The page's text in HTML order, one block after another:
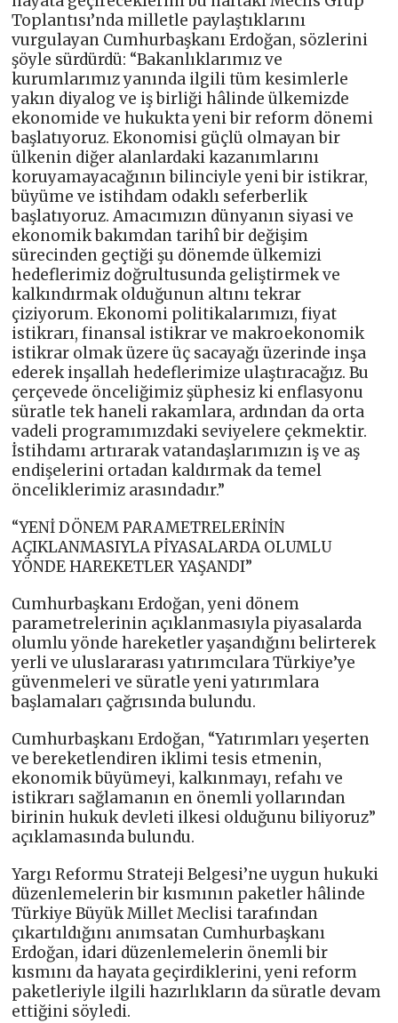
Toplantısı’nda milletle paylaştıklarını
vurgulayan Cumhurbaşkanı Erdoğan, sözlerini
şöyle sürdürdü: “Bakanlıklarımız ve
kurumlarımız yanında ilgili tüm kesimlerle
yakın diyalog ve iş birliği hâlinde ülkemizde
ekonomide ve hukukta yeni bir reform dönemi
başlatıyoruz. Ekonomisi güçlü olmayan bir
ülkenin diğer alanlardaki kazanımlarını
koruyamayacağının bilinciyle yeni bir istikrar,
büyüme ve istihdam odaklı seferberlik
başlatıyoruz. Amacımızın dünyanın siyasi ve
ekonomik bakımdan tarihî bir değişim
sürecinden geçtiği şu dönemde ülkemizi
hedeflerimiz doğrultusunda geliştirmek ve
kalkındırmak olduğunun altını tekrar
çiziyorum. Ekonomi politikalarımızı, fiyat
istikrarı, finansal istikrar ve makroekonomik
istikrar olmak üzere üç sacayağı üzerinde inşa
ederek inşallah hedeflerimize ulaştıracağız. Bu
çerçevede önceliğimiz şüphesiz ki enflasyonu
süratle tek haneli rakamlara, ardından da orta
vadeli programımızdaki seviyelere çekmektir.
İstihdamı artırarak vatandaşlarımızın iş ve aş
endişelerini ortadan kaldırmak da temel
önceliklerimiz arasındadır.”
“YENİ DÖNEM PARAMETRELERİNİN
AÇIKLANMASIYLA PİYASALARDA OLUMLU
YÖNDE HAREKETLER YAŞANDI”
Cumhurbaşkanı Erdoğan, yeni dönem
parametrelerinin açıklanmasıyla piyasalarda
olumlu yönde hareketler yaşandığını belirterek
yerli ve uluslararası yatırımcılara Türkiye’ye
güvenmeleri ve süratle yeni yatırımlara
başlamaları çağrısında bulundu.
Cumhurbaşkanı Erdoğan, “Yatırımları yeşerten
ve bereketlendiren iklimi tesis etmenin,
ekonomik büyümeyi, kalkınmayı, refahı ve
istikrarı sağlamanın en önemli yollarından
birinin hukuk devleti ilkesi olduğunu biliyoruz”
açıklamasında bulundu.
Yargı Reformu Strateji Belgesi’ne uygun hukuki
düzenlemelerin bir kısmının paketler hâlinde
Türkiye Büyük Millet Meclisi tarafından
çıkartıldığını anımsatan Cumhurbaşkanı
Erdoğan, idari düzenlemelerin önemli bir
kısmını da hayata geçirdiklerini, yeni reform
paketleriyle ilgili hazırlıkların da süratle devam
ettiğini söyledi.